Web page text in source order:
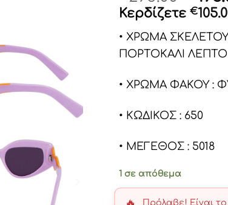
was:
Κερδίζετε €
• ΧΡΩΜΑ
ΠΟΡΤΟΚΑΛΙ
• ΧΡΩΜΑ ΦΑΚΟΥ :
• ΚΩΔΙΚΟΣ : 650
• ΜΕΓΕΘΟΣ : 5018
1 σε απόθεμα
Πρόλαβε! Είναι